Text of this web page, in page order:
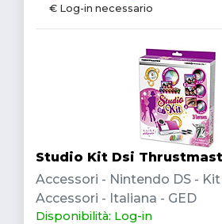
€ Log-in necessario
Studio Kit Dsi
Accessori - Nintendo DS -
Accessori - Italiana - GED
Disponibilità: Log-in